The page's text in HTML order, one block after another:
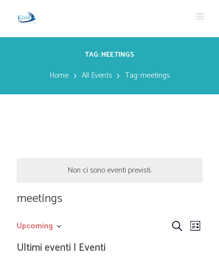
TAG: MEETINGS
Home All Events Tag: meetings
Non ci sono eventi previsti.
meetings
E
C
E
L
Upcoming
e
Ultimi eventi | Eventi